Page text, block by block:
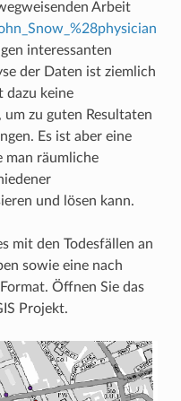
Arbeit
interessanten
der Daten ist ziemlich
dazu keine
um zu guten Resultaten
Es ist aber eine
man räumliche
und lösen kann.
mit den Todesfällen an
sowie eine nach
Öffnen Sie das
Projekt.